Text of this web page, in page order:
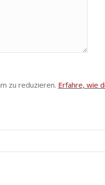
zu reduzieren. Erfahre, wie